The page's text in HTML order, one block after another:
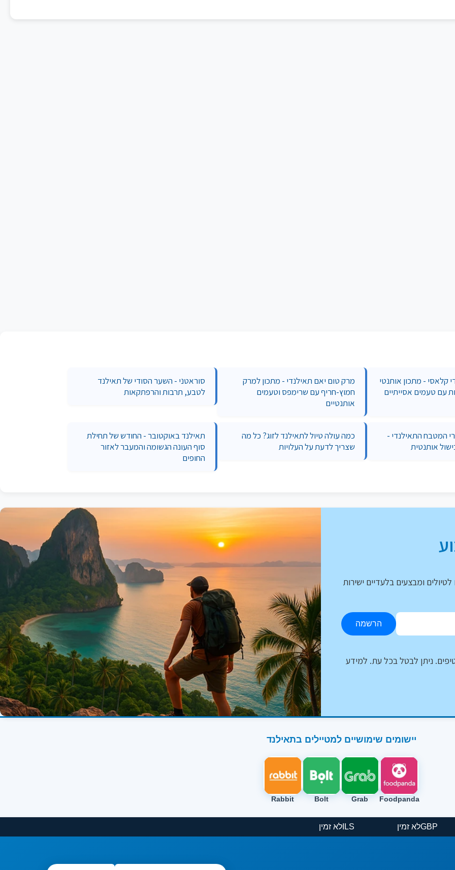
קלאסי - מתכון אותנטי
עם טעמים אסייתיים
מרק טום יאם תאילנדי - מתכון למרק
חמוץ-חריף עם שרימפס וטעמים
אותנטיים
סוראטני - השער הסודי של תאילנד
לטבע, תרבות והרפתקאות
המטבח התאילנדי -
אותנטית
כמה עולה טיול לתאילנד לזוג? כל מה
שצריך לדעת על העלויות
תאילנד באוקטובר - החודש של תחילת
סוף העונה הגשומה והמעבר לאזור
החופים
ומבצעים בלעדיים ישירות
הרשמה
ניתן לבטל בכל עת. למידע
יישומים שימושיים למטיילים בתאילנד
Foodpanda
Grab
Bolt
Rabbit
GBP
ILS